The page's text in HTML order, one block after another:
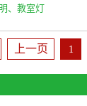
、教室灯
上一页 1